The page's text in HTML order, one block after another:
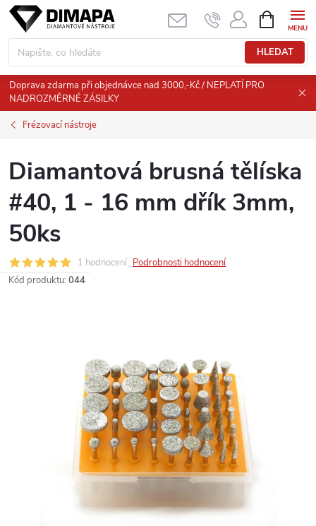
Přejít
obsah
HLEDAT
NÁKUPNÍ
KOŠÍK
Doprava zdarma při objednávce nad 3000,-Kč / NEPLATÍ PRO
NADROZMĚRNÉ ZÁSILKY
Frézovací nástroje
Diamantová brusná tělíska
#40, 1 - 16 mm dřík 3mm,
50ks
1 hodnocení Podrobnosti hodnocení
Kód produktu: 044